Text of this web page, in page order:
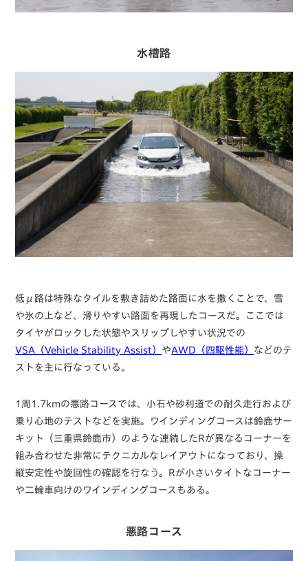
水槽路
低μ路は特殊なタイルを敷き詰めた路面に水を撒くことで、雪
や氷の上など、滑りやすい路面を再現したコースだ。ここでは
タイヤがロックした状態やスリップしやすい状況での
VSA（Vehicle Stability Assist） やAWD（四駆性能） などのテ
ストを主に行なっている。
1周1.7kmの悪路コースでは、小石や砂利道での耐久走行および
乗り心地のテストなどを実施。ワインディングコースは鈴鹿サー
キット（三重県鈴鹿市）のような連続したRが異なるコーナーを
組み合わせた非常にテクニカルなレイアウトになっており、操
縦安定性や旋回性の確認を行なう。Rが小さいタイトなコーナー
や二輪車向けのワインディングコースもある。
悪路コース